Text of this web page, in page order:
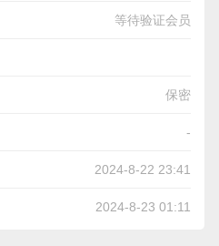
等待验证会员
why-is-my-
clothes-grey/
保密
-
2024-8-22 23:41
2024-8-23 01:11